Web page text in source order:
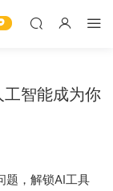
工智能成为你
题，解锁AI工具